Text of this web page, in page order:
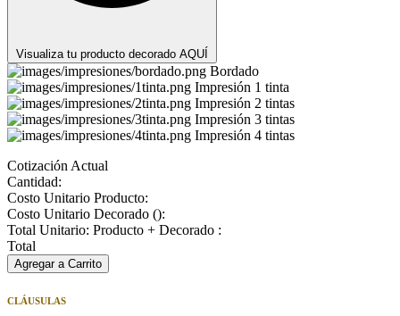
Visualiza tu producto decorado AQUÍ
Bordado
Impresión 1 tinta
Impresión 2 tintas
Impresión 3 tintas
Impresión 4 tintas
Cotización Actual
Cantidad:
Costo Unitario Producto:
Costo Unitario Decorado ():
Total Unitario: Producto + Decorado :
Total
Agregar a Carrito
CLÁUSULAS